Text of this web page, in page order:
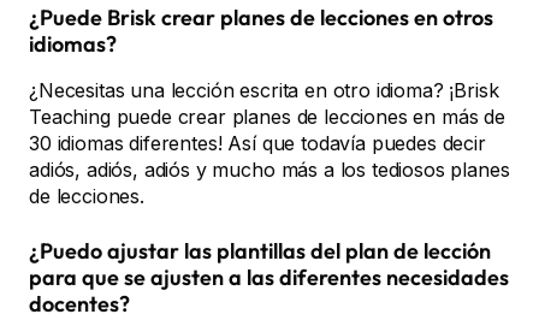
¿Puede Brisk crear planes de lecciones en otros
idiomas?
¿Necesitas una lección escrita en otro idioma? ¡Brisk
Teaching puede crear planes de lecciones en más de
30 idiomas diferentes! Así que todavía puedes decir
adiós, adiós, adiós y mucho más a los tediosos planes
de lecciones.
¿Puedo ajustar las plantillas del plan de lección
para que se ajusten a las diferentes necesidades
docentes?